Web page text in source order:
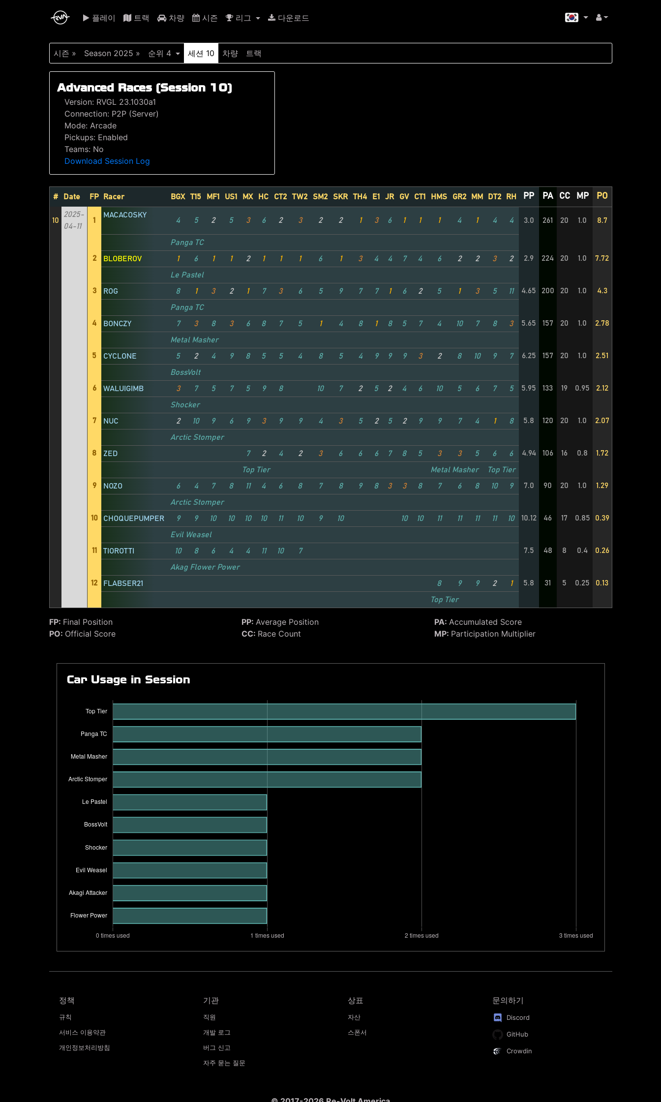
플레이 트랙 차량 시즌 리그 다운로드
시즌 » Season 2025 » 순위 4 세션 10 차량 트랙
Advanced Races (Session 10)
Version: RVGL 23.1030a1
Connection: P2P (Server)
Mode: Arcade
Pickups: Enabled
Teams: No
Download Session Log
# Date FP Racer BGX T15 MF1 US1 MX HC CT2 TW2 SM2 SKR TH4 E1 JR GV CT1 HMS GR2 MM DT2 RH PP PA CC MP PO
10
2025-
04-11
1
MACACOSKY
4 5 2 5 3 6 2 3 2 2 1 3 6 1 1 1 4 1 4 4 3.0 261 20 1.0 8.7
Panga TC
2
BLOBEROV 1 6 1 1 2 1 1 1 6 1 3 4 4 7 4 6 2 2 3 2 2.9 224 20 1.0 7.72
Le Pastel
3
ROG 8 1 3 2 1 7 3 6 5 9 7 7 1 6 2 5 1 3 5 11 4.65 200 20 1.0 4.3
Panga TC
4
BONCZY 7 3 8 3 6 8 7 5 1 4 8 1 8 5 7 4 10 7 8 3 5.65 157 20 1.0 2.78
Metal Masher
5
CYCLONE 5 2 4 9 8 5 5 4 8 5 4 9 9 9 3 2 8 10 9 7 6.25 157 20 1.0 2.51
BossVolt
6
WALUIGIMB 3 7 5 7 5 9 8 10 7 2 5 2 4 6 10 5 6 7 5 5.95 133 19 0.95 2.12
Shocker
7
NUC 2 10 9 6 9 3 9 9 4 3 5 2 5 2 9 9 7 4 1 8 5.8 120 20 1.0 2.07
Arctic Stomper
8
ZED 7 2 4 2 3 6 6 6 7 8 5 3 3 5 6 6 4.94 106 16 0.8 1.72
Top Tier Metal Masher
Top Tier
9
NOZO 6 4 7 8 11 4 6 8 7 8 9 8 3 3 8 7 6 8 10 9 7.0 90 20 1.0 1.29
Arctic Stomper
10
CHOQUEPUMPER 9 9 10 10 10 10 11 10 9 10 10 10 11 11 11 11 10 10.12 46 17 0.85 0.39
Evil Weasel
11
TIOROTTI 10 8 6 4 4 11 10 7 7.5 48 8 0.4 0.26
Akagi Attacker
Flower Power
12
FLABSER21 8 9 9 2 1 5.8 31 5 0.25 0.13
Top Tier
FP: Final Position PP:Average Position PA: Accumulated Score
PO: Official Score CC: Race Count MP: Participation Multiplier
Car Usage in Session
정책
규칙
서비스 이용약관
개인정보처리방침
기관
직원
개발 로그
버그 신고
자주 묻는 질문
상표
자산
스폰서
문의하기
Discord
GitHub
Crowdin